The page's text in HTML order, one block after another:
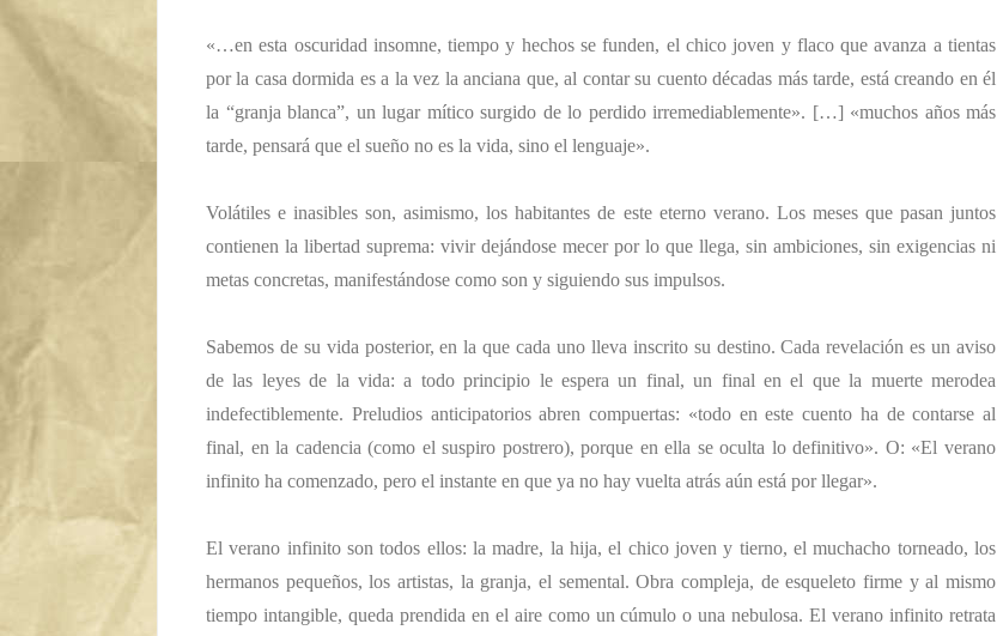
«…en esta oscuridad insomne, tiempo y hechos se funden, el chico joven y flaco que avanza a tientas
por la casa dormida es a la vez la anciana que, al contar su cuento décadas más tarde, está creando en él
la “granja blanca”, un lugar mítico surgido de lo perdido irremediablemente». […] «muchos años más
tarde, pensará que el sueño no es la vida, sino el lenguaje».
Volátiles e inasibles son, asimismo, los habitantes de este eterno verano. Los meses que pasan juntos
contienen la libertad suprema: vivir dejándose mecer por lo que llega, sin ambiciones, sin exigencias ni
metas concretas, manifestándose como son y siguiendo sus impulsos.
Sabemos de su vida posterior, en la que cada uno lleva inscrito su destino. Cada revelación es un aviso
de las leyes de la vida: a todo principio le espera un final, un final en el que la muerte merodea
indefectiblemente. Preludios anticipatorios abren compuertas: «todo en este cuento ha de contarse al
final, en la cadencia (como el suspiro postrero), porque en ella se oculta lo definitivo». O: «El verano
infinito ha comenzado, pero el instante en que ya no hay vuelta atrás aún está por llegar».
El verano infinito son todos ellos: la madre, la hija, el chico joven y tierno, el muchacho torneado, los
hermanos pequeños, los artistas, la granja, el semental. Obra compleja, de esqueleto firme y al mismo
tiempo intangible, queda prendida en el aire como un cúmulo o una nebulosa.El verano infinito retrata